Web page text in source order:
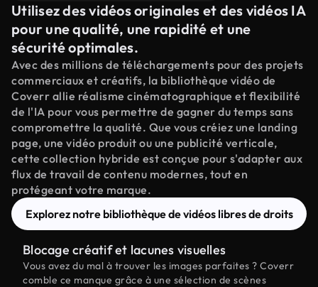
Utilisez des vidéos originales et des vidéos IA
pour une qualité, une rapidité et une
sécurité optimales.
Avec des millions de téléchargements pour des projets
commerciaux et créatifs, la bibliothèque vidéo de
Coverr allie réalisme cinématographique et flexibilité
de l'IA pour vous permettre de gagner du temps sans
compromettre la qualité. Que vous créiez une landing
page, une vidéo produit ou une publicité verticale,
cette collection hybride est conçue pour s'adapter aux
flux de travail de contenu modernes, tout en
protégeant votre marque.
Explorez notre bibliothèque de vidéos libres de droits
Blocage créatif et lacunes visuelles
Vous avez du mal à trouver les images parfaites ? Coverr
comble ce manque grâce à une sélection de scènes